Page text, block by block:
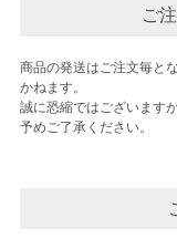
ご
商品の発送はご注文毎と
かねます。
誠に恐縮ではございます
予めご了承ください。